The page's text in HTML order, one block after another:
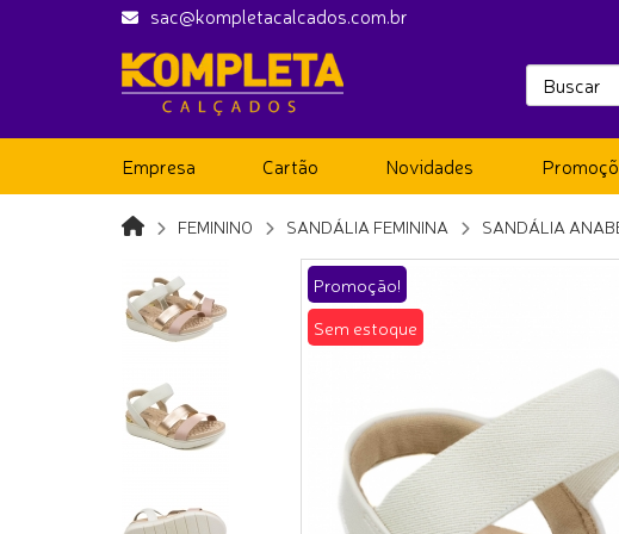
sac@kompletacalcados.com.br
Empresa Cartão Novidades
FEMININO SANDÁLIA FEMININA SANDÁLIA
Promoção!
Sem estoque